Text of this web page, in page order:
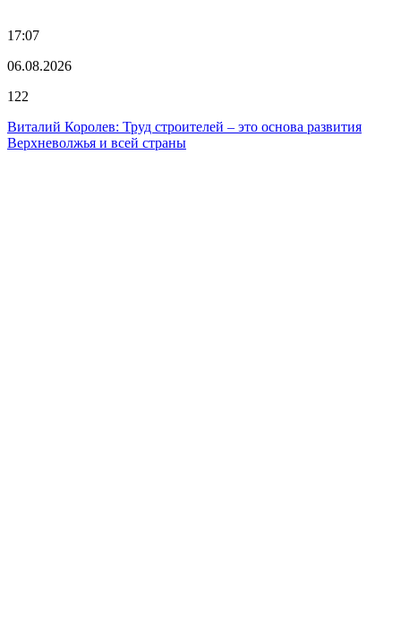
17:07
06.08.2026
122
Виталий Королев: Труд строителей – это основа развития
Верхневолжья и всей страны